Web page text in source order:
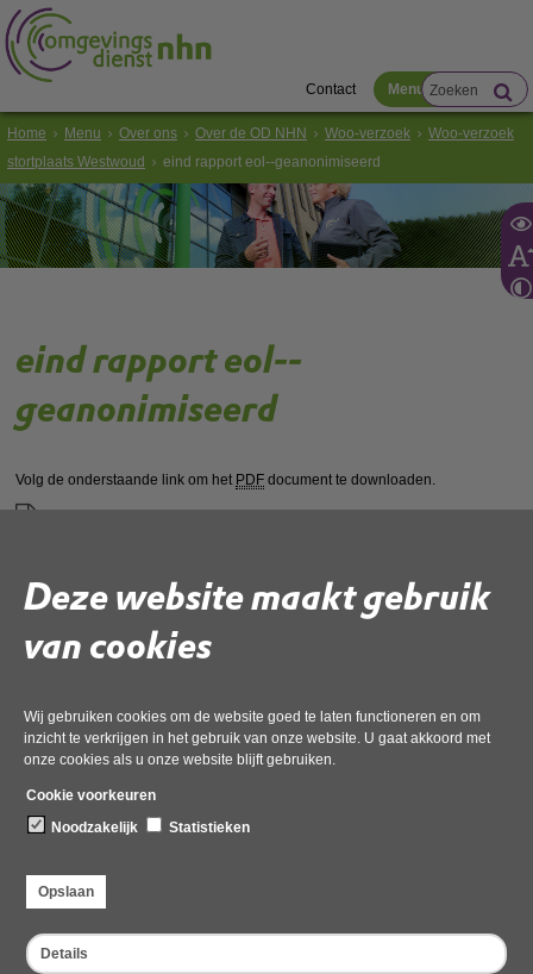
Deze website maakt gebruik
van cookies
Wij gebruiken cookies om de website goed te laten functioneren en om
inzicht te verkrijgen in het gebruik van onze website. U gaat akkoord met
onze cookies als u onze website blijft gebruiken.
Cookie voorkeuren
Noodzakelijk
Statistieken
Opslaan
Details
Contact Menu
Home Menu Over ons Over de OD NHN Woo-verzoek
Woo-verzoek
stortplaats Westwoud
eind rapport eol--geanonimiseerd
eind rapport eol--
geanonimiseerd
Volg de onderstaande link om het PDF document te downloaden.
Deel deze pagina
Bezoekadres
Postadres
Openingstijden kantoor